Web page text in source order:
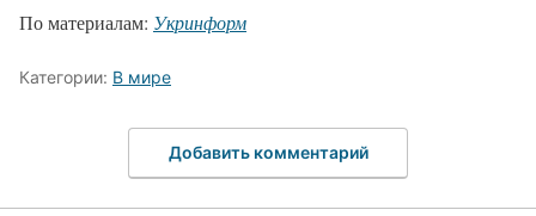
По материалам: Укринформ
Категории: В мире
Добавить комментарий